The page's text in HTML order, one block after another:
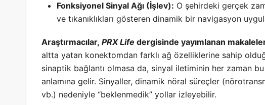
Fonksiyonel Sinyal Ağı (İşlev): O şehirdeki gerçek
ve tıkanıklıkları gösteren dinamik bir navigasyon
Araştırmacılar, PRX Life dergisinde yayımlanan
altta yatan konektomdan farklı ağ özelliklerine sahip
sinaptik bağlantı olmasa da, sinyal iletiminin her zaman
anlamına gelir. Sinyaller, dinamik nöral süreçler
vb.) nedeniyle “beklenmedik” yollar izleyebilir.